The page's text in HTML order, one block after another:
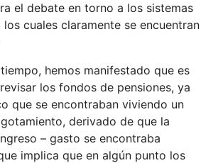
el debate en torno a los sistemas
los cuales claramente se encuentran
hemos manifestado que es
los fondos de pensiones, ya
que se encontraban viviendo un
derivado de que la
– gasto se encontraba
implica que en algún punto los